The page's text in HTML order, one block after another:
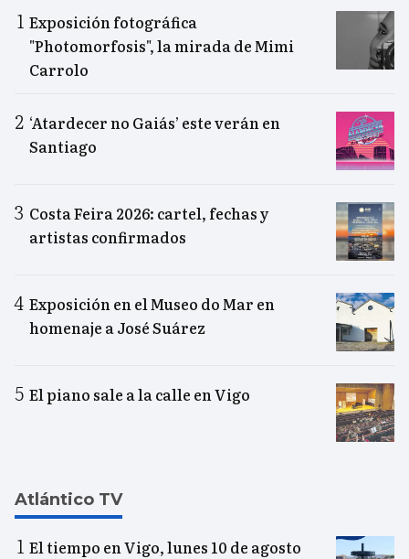
Exposición fotográfica
"Photomorfosis", la mirada de Mimi
Carrolo
‘Atardecer no Gaiás’ este verán en
Santiago
Costa Feira 2026: cartel, fechas y
artistas confirmados
Exposición en el Museo do Mar en
homenaje a José Suárez
El piano sale a la calle en Vigo
Atlántico TV
El tiempo en Vigo, lunes 10 de agosto